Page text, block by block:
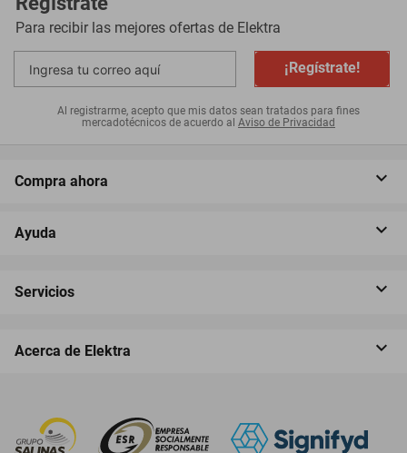
Para recibir las mejores ofertas de Elektra
¡Regístrate!
Al registrarme, acepto que mis datos sean tratados para fines
mercadotécnicos de acuerdo al Aviso de Privacidad
Compra ahora
Ayuda
Servicios
Acerca de Elektra